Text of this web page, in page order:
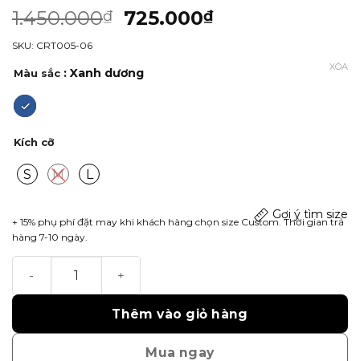
1.450.000₫ 725.000₫
SKU: CRT005-06
Màu sắc : Xanh dương
Kích cỡ
S M L
XÓA
+ 15% phụ phí đặt may khi khách hàng chọn size Custom. Thời gian trả
hàng 7-10 ngày.
Gợi ý tìm size
Thêm vào giỏ hàng
Mua ngay